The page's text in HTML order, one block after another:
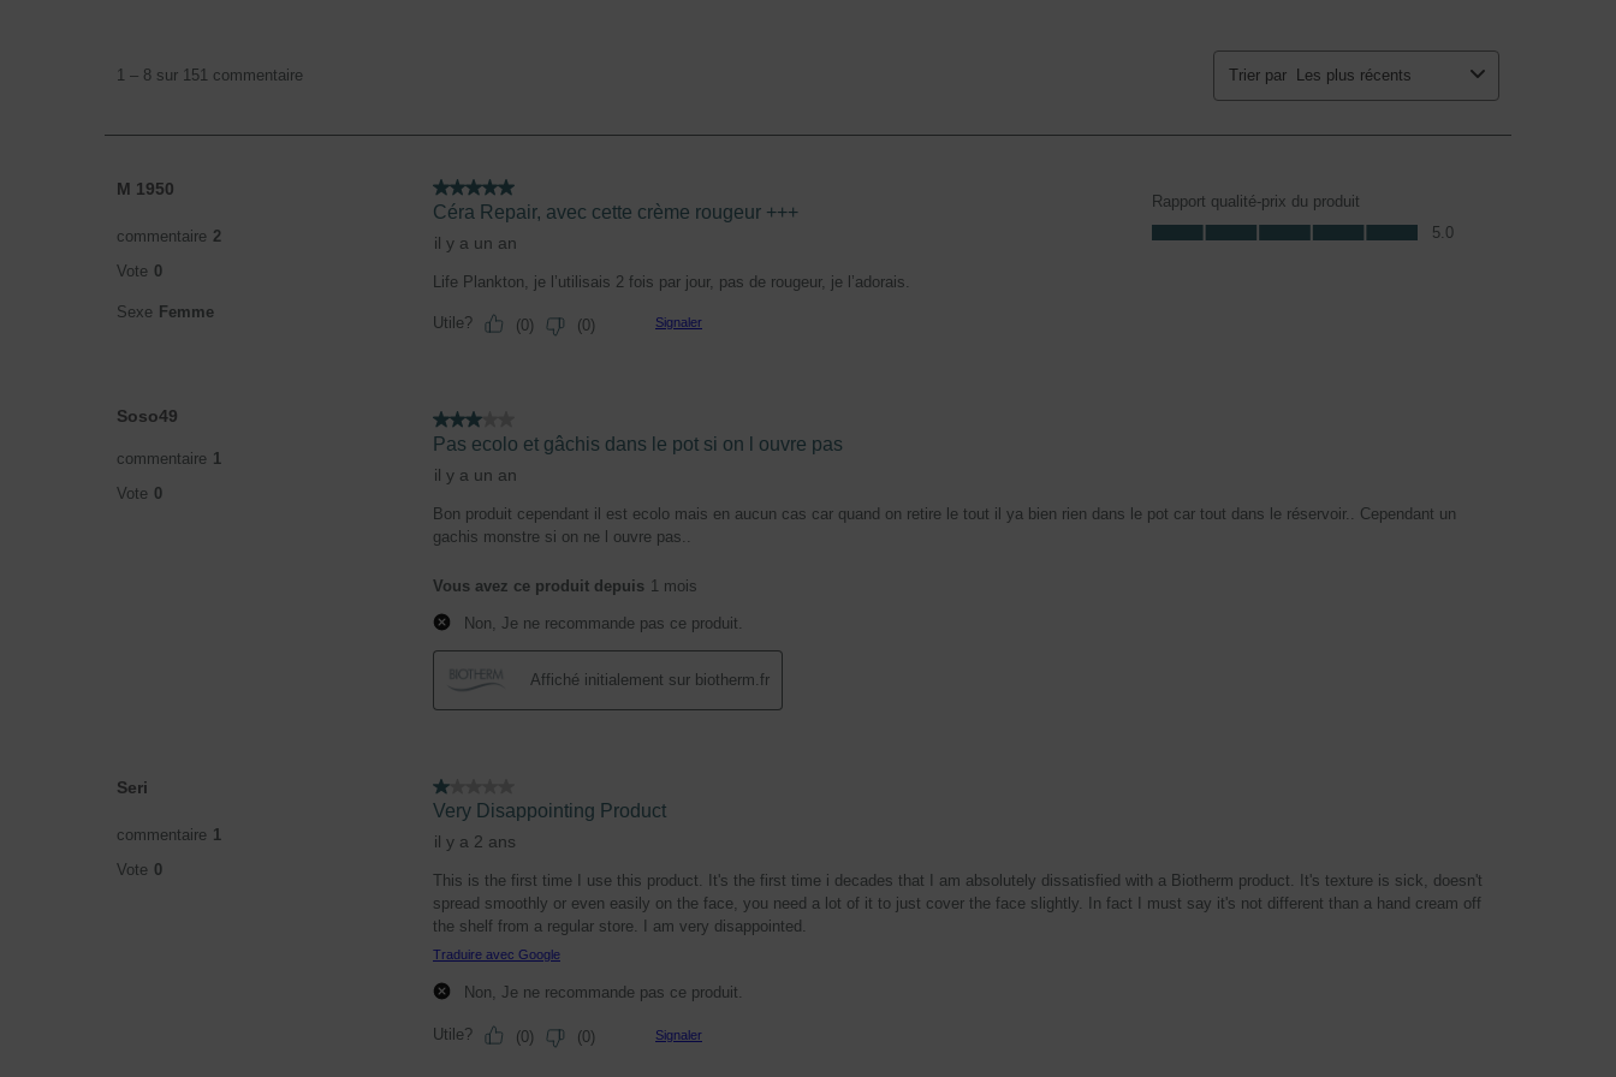
1 – 8 sur 151 commentaire Trier par Les plus récents
M 1950
commentaire 2
Vote 0
Sexe Femme
5 étoile(s) sur 5.
Céra Repair, avec cette crème rougeur +++
il y a un an
Life Plankton, je l’utilisais 2 fois par jour, pas de rougeur, je l’adorais.
Utile? (0) (0) Signaler
Rapport qualité-prix du produit
Rapport qualité-prix du produit, 5.0 sur 5
5.0
Soso49
commentaire 1
Vote 0
3 étoile(s) sur 5.
Pas ecolo et gâchis dans le pot si on l ouvre pas
il y a un an
Bon produit cependant il est ecolo mais en aucun cas car quand on retire le tout il ya bien rien dans le pot car tout dans le réservoir.. Cependant un
gachis monstre si on ne l ouvre pas..
Vous avez ce produit depuis 1 mois
Non, Je ne recommande pas ce produit.
Affiché initialement sur biotherm.fr
Seri
commentaire 1
Vote 0
1 étoile(s) sur 5.
Very Disappointing Product
il y a 2 ans
This is the first time I use this product. It's the first time i decades that I am absolutely dissatisfied with a Biotherm product. It's texture is sick, doesn't
spread smoothly or even easily on the face, you need a lot of it to just cover the face slightly. In fact I must say it's not different than a hand cream off
the shelf from a regular store. I am very disappointed.
Traduire avec Google
Non, Je ne recommande pas ce produit.
Utile? (0) (0) Signaler